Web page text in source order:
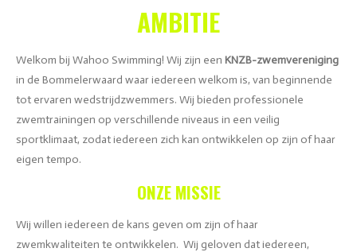
AMBITIE
Welkom bij Wahoo Swimming! Wij zijn een KNZB-zwemvereniging
in de Bommelerwaard waar iedereen welkom is, van beginnende
tot ervaren wedstrijdzwemmers. Wij bieden professionele
zwemtrainingen op verschillende niveaus in een veilig
sportklimaat, zodat iedereen zich kan ontwikkelen op zijn of haar
eigen tempo.
ONZE MISSIE
Wij willen iedereen de kans geven om zijn of haar
zwemkwaliteiten te ontwikkelen. Wij geloven dat iedereen,